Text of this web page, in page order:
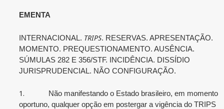
EMENTA
INTERNACIONAL. TRIPS. RESERVAS. APRESENTAÇÃO.
MOMENTO. PREQUESTIONAMENTO. AUSÊNCIA.
SÚMULAS 282 E 356/STF. INCIDÊNCIA. DISSÍDIO
JURISPRUDENCIAL. NÃO CONFIGURAÇÃO.
1.
Não manifestando o Estado brasileiro, em momento
oportuno, qualquer opção em postergar a vigência do TRIPS